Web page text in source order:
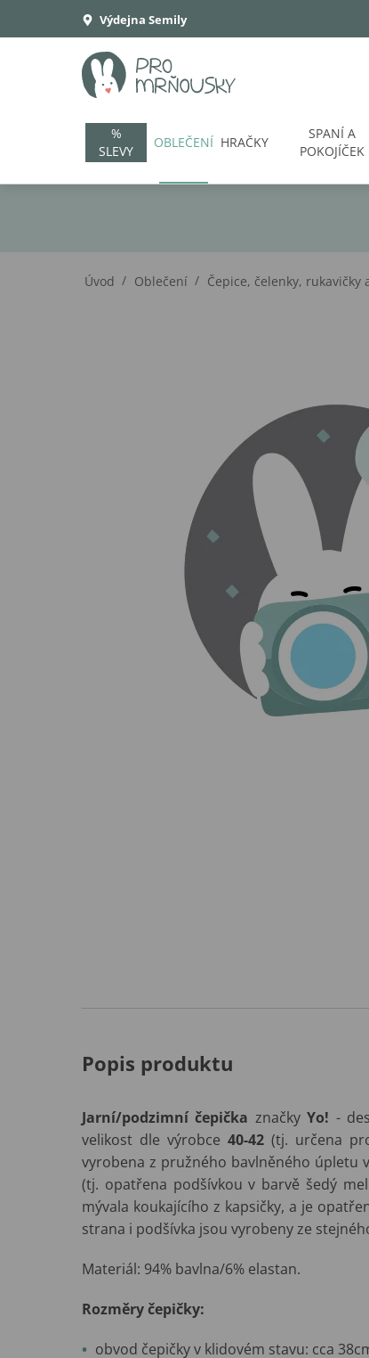
Výdejna Semily
%
SLEVY
OBLEČENÍ HRAČKY
SPANÍ A
POKOJÍČEK
Úvod / Oblečení / Čepice, čelenky, rukavičky
Popis produktu
Jarní/podzimní čepička značkyYo! -
velikost dle výrobce 40-42(tj. určena
vyrobena z pružného bavlněného úpletu
(tj. opatřena podšívkou v barvě šedý
mývala koukajícího z kapsičky, a je
strana i podšívka jsou vyrobeny ze
Materiál: 94% bavlna/6% elastan.
Rozměry čepičky:
obvod čepičky v klidovém stavu: cca